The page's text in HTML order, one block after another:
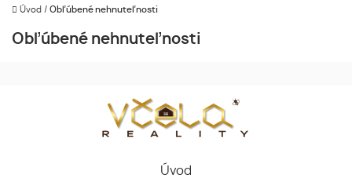
Úvod / Obľúbené nehnuteľnosti
Obľúbené nehnuteľnosti
Úvod